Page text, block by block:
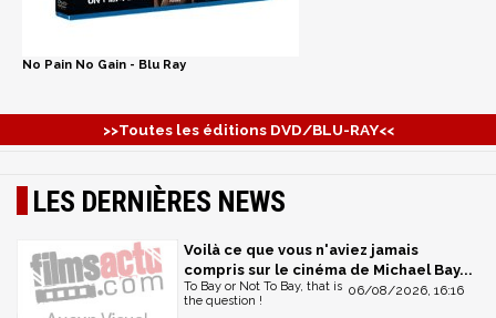
No Pain No Gain - Blu Ray
>>Toutes les éditions DVD/BLU-RAY<<
LES DERNIÈRES NEWS
Voilà ce que vous n'aviez jamais
compris sur le cinéma de Michael Bay...
06/08/2026, 16:16
To Bay or Not To Bay, that is
the question !